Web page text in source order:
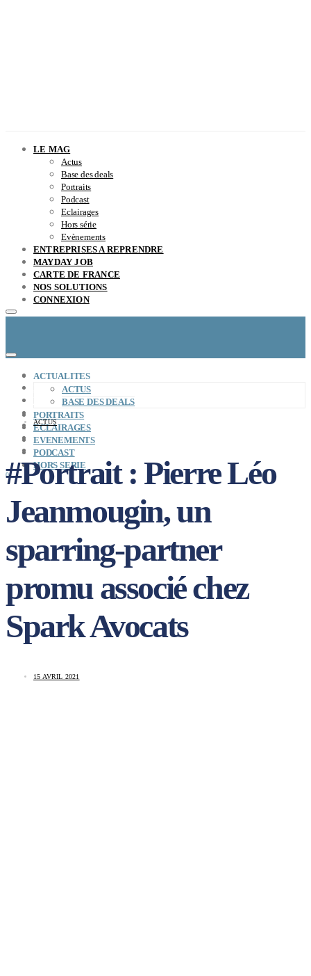
LE MAG
Actus
Base des deals
Portraits
Podcast
Eclairages
Hors série
Evènements
ENTREPRISES A REPRENDRE
MAYDAY JOB
CARTE DE FRANCE
NOS SOLUTIONS
CONNEXION
CONCEPT
LE MAG
ENTREPRISES A REPRENDRE
MAYDAY JOB
CARTE DE FRANCE
NOS SOLUTIONS
CONNEXION
0
ACTUALITES
ACTUS
BASE DES DEALS
PORTRAITS
ECLAIRAGES
EVENEMENTS
PODCAST
HORS SERIE
ACTUS
#Portrait : Pierre Léo
Jeanmougin, un
sparring-partner
promu associé chez
Spark Avocats
15 AVRIL 2021